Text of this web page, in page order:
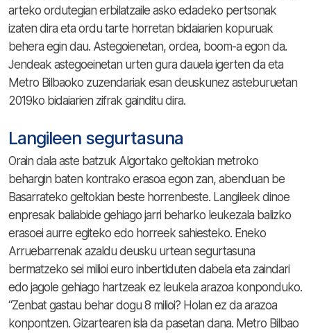
arteko ordutegian erbilatzaile asko edadeko pertsonak
izaten dira eta ordu tarte horretan bidaiarien kopuruak
behera egin dau. Astegoienetan, ordea, boom-a egon da.
Jendeak astegoeinetan urten gura dauela igerten da eta
Metro Bilbaoko zuzendariak esan deuskunez asteburuetan
2019ko bidaiarien zifrak gainditu dira.
Langileen segurtasuna
Orain dala aste batzuk Algortako geltokian metroko
behargin baten kontrako erasoa egon zan, abenduan be
Basarrateko geltokian beste horrenbeste. Langileek dinoe
enpresak baliabide gehiago jarri beharko leukezala balizko
erasoei aurre egiteko edo horreek sahiesteko. Eneko
Arruebarrenak azaldu deusku urtean segurtasuna
bermatzeko sei milioi euro inbertiduten dabela eta zaindari
edo jagole gehiago hartzeak ez leukela arazoa konponduko.
“Zenbat gastau behar dogu 8 milioi? Holan ez da arazoa
konpontzen. Gizartearen isla da pasetan dana. Metro Bilbao